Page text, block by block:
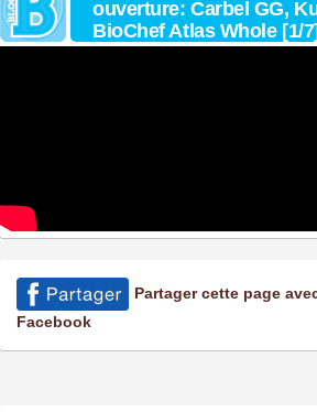
ouverture: Carbel GG,
BioChef Atlas Whole [1/
Partager cette page
Facebook